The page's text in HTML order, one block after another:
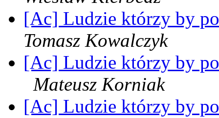
[Ac] Ludzie którzy by
Tomasz Kowalczyk
[Ac] Ludzie którzy by
Mateusz Korniak
[Ac] Ludzie którzy by